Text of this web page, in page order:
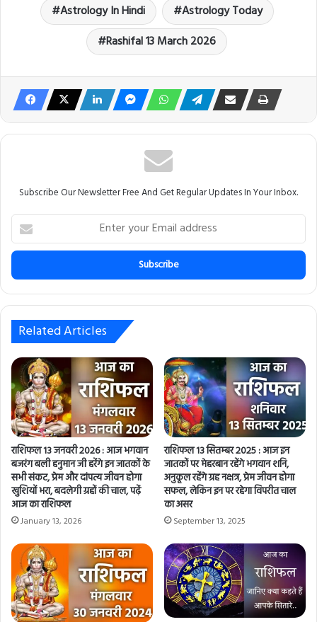
Astrology In Hindi
Astrology Today
Rashifal 13 March 2026
Subscribe Our Newsletter Free And Get Regular Updates In Your Inbox.
E
t
r
y
o
r
m
a
i
l
a
d
d
r
e
s
s
Related Articles
राशिफल 13 जनवरी 2026 : आज भगवान
बजरंग बली हनुमान जी हरेंगे इन जातकों के
सभी संकट, प्रेम और दांपत्य जीवन होगा
खुशियों भरा, बदलेगी ग्रहों की चाल, पढ़ें
आज का राशिफल
January 13, 2026
राशिफल 13 सितम्बर 2025 : आज इन
जातकों पर मेहरबान रहेंगे भगवान शनि,
अनुकूल रहेंगे ग्रह नक्षत्र, प्रेम जीवन होगा
सफल, लेकिन इन पर रहेगा विपरीत चाल
का असर
September 13, 2025